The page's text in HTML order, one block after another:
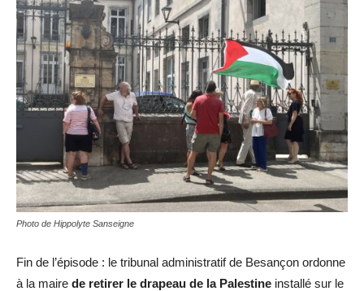
Photo de Hippolyte Sanseigne
Fin de l’épisode : le tribunal administratif de Besançon ordonne
à la maire de retirer le drapeau de la Palestine installé sur le